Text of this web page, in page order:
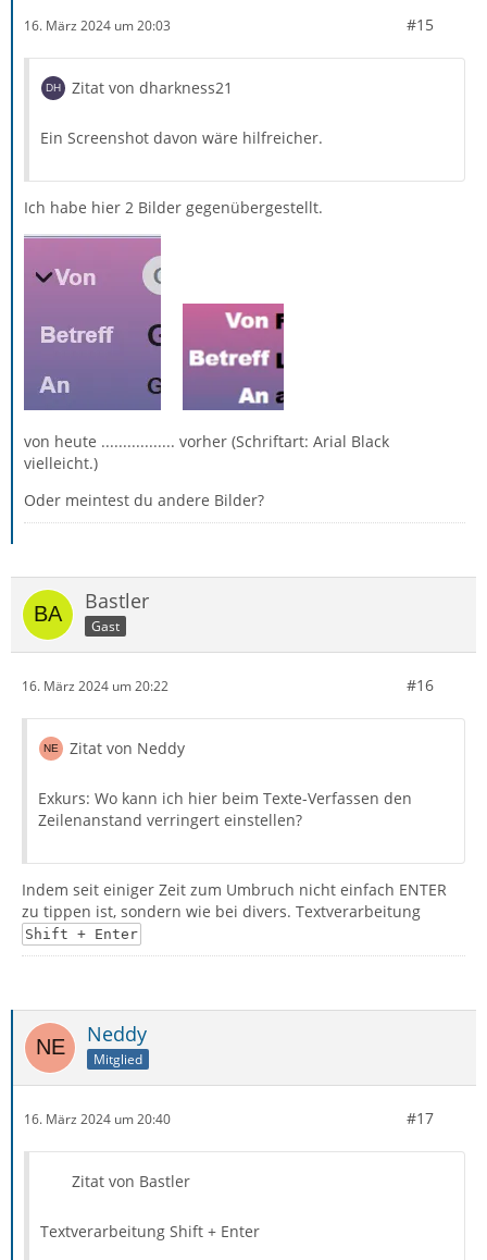
16. März 2024 um 20:03 #15
Zitat von dharkness21
Ein Screenshot davon wäre hilfreicher.
Ich habe hier 2 Bilder gegenübergestellt.
von heute ................. vorher (Schriftart: Arial Black
vielleicht.)
Oder meintest du andere Bilder?
Bastler
Gast
16. März 2024 um 20:22 #16
Zitat von Neddy
Exkurs: Wo kann ich hier beim Texte-Verfassen den
Zeilenanstand verringert einstellen?
Indem seit einiger Zeit zum Umbruch nicht einfach ENTER
zu tippen ist, sondern wie bei divers. Textverarbeitung
Shift + Enter
Neddy
Mitglied
16. März 2024 um 20:40 #17
Zitat von Bastler
Textverarbeitung Shift + Enter